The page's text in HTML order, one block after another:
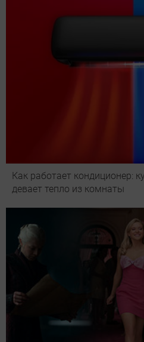
Как работает кондиционер:
девает тепло из комнаты